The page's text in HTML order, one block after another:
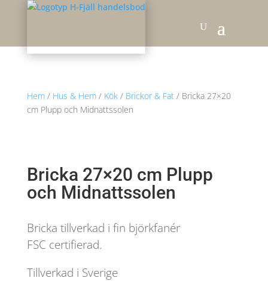
Hem/ Hus & Hem/ Kök/ Brickor & Fat/ Bricka 27×20
cm Plupp och Midnattssolen
Bricka 27×20 cm Plupp
och Midnattssolen
Bricka tillverkad i fin björkfanér
FSC certifierad.
Tillverkad i Sverige